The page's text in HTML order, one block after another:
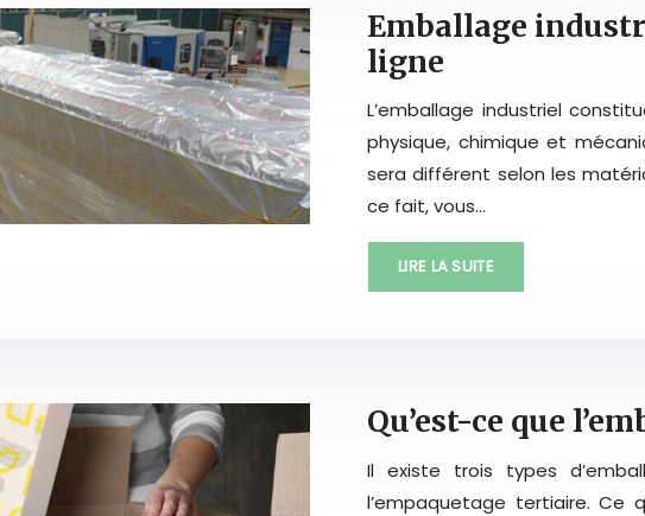
Emballage
ligne
L’emballage industriel
physique, chimique et
sera différent selon les
ce fait, vous…
LIRE LA SUITE
Qu’est-ce que
Il existe trois types
l’empaquetage tertiaire. Ce